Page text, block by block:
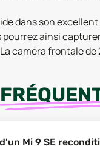
dans son
pourrez ainsi
caméra frontale de
Mi 9 SE